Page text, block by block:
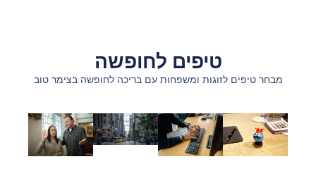
טיפים לחופשה
מבחר טיפים לזוגות ומשפחות עם בריכה לחופשה בצימר טוב